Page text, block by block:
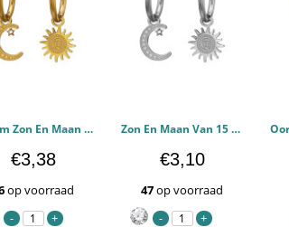
15 mm Zon En Maan Hangend Aan Een Gouden Ring - 316L chirurgisch roestvrij staal Oorbellen PCJW51448
€3,38
op voorraad
Zon En Maan Van 15 mm Hangen Aan Een Ring. - 316L chirurgisch roestvrij staal Oorbellen PCJW51447
€3,10
47op voorraad